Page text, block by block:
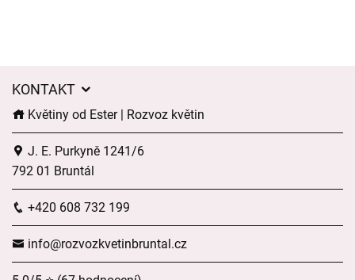
KONTAKT
Květiny od Ester | Rozvoz květin
J. E. Purkyně 1241/6
792 01 Bruntál
+420 608 732 199
info@rozvozkvetinbruntal.cz